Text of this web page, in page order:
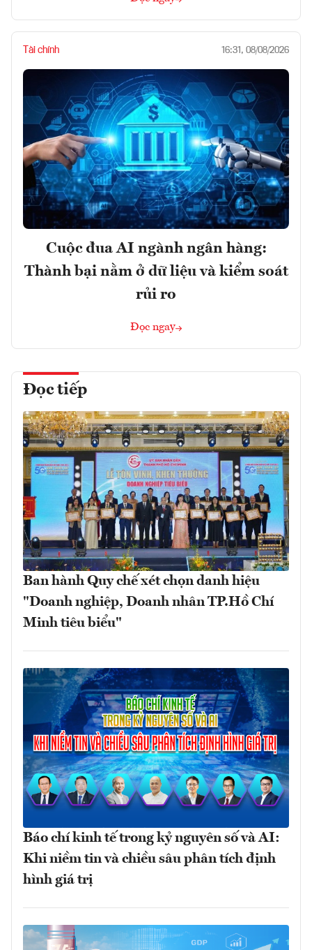
Tài chính 16:31, 08/08/2026
Cuộc đua AI ngành ngân hàng:
Thành bại nằm ở dữ liệu và kiểm soát
rủi ro
Đọc ngay
Đọc tiếp
Ban hành Quy chế xét chọn danh hiệu
"Doanh nghiệp, Doanh nhân TP.Hồ Chí
Minh tiêu biểu"
Báo chí kinh tế trong kỷ nguyên số và AI:
Khi niềm tin và chiều sâu phân tích định
hình giá trị